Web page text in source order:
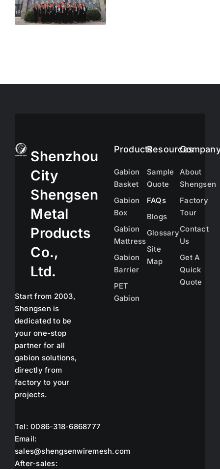
Shenzhou
City
Shengsen
Metal
Products
Co.,
Ltd.
Start from 2003,
Shengsen is
dedicated to be
your one-stop
partner for all
gabion solutions,
directly from
factory to your
projects.
Tel: 0086-318-6868777
Email:
sales@shengsenwiremesh.com
After-sales:
Products
Gabion
Basket
Gabion
Box
Gabion
Mattress
Gabion
Barrier
PET
Gabion
Resources
Sample
Quote
FAQs
Blogs
Glossary
Site
Map
About
Shengsen
Factory
Tour
Contact
Us
Get A
Quick
Quote